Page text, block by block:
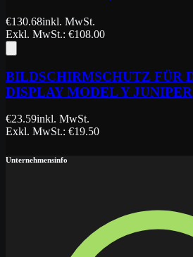
€130.68inkl. MwSt.
Exkl. MwSt.: €108.00
BILDSCHIRMSCHUTZ FÜR
DISPLAY MODEL Y JUNIPER
€23.59inkl. MwSt.
Exkl. MwSt.: €19.50
Unternehmensinfo